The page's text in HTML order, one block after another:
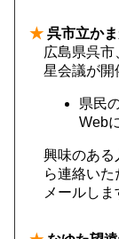
★ 呉市立か
広島県呉
星会議が開
県民
Web
興味のある
ら連絡い
メールしま